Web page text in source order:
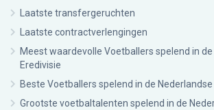
Laatste transfergeruchten
Laatste contractverlengingen
Meest waardevolle Voetballers spelend in
Eredivisie
Beste Voetballers spelend in de Nederlandse
Grootste voetbaltalenten spelend in de